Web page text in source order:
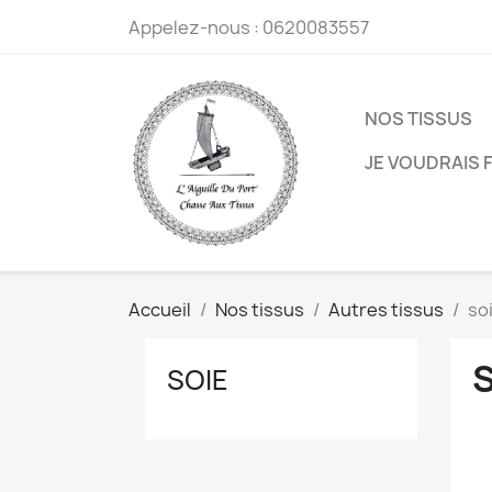
Appelez-nous : 0620083557
NOS TISSUS
JE VOUDRAIS
Accueil Nos tissus Autres tissus
SOIE